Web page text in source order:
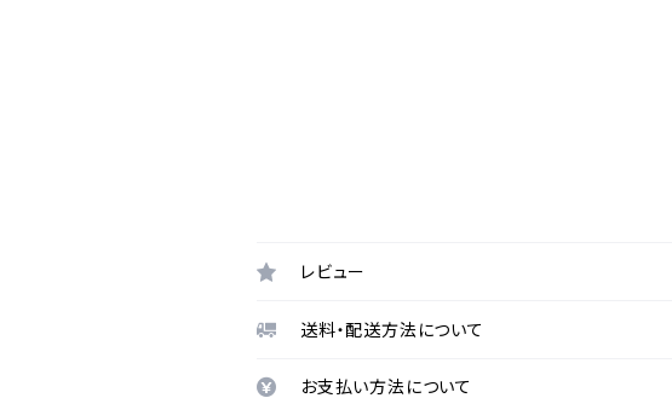
レビュー
送料・配送方法について
お支払い方法について